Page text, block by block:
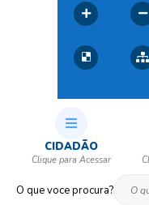
O que voce procura?
CIDADÃO